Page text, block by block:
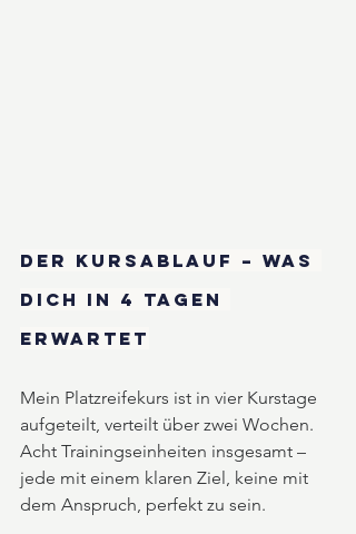
Der Kursablauf – was
dich in 4 Tagen
erwartet
Mein Platzreifekurs ist in vier Kurstage
aufgeteilt, verteilt über zwei Wochen.
Acht Trainingseinheiten insgesamt –
jede mit einem klaren Ziel, keine mit
dem Anspruch, perfekt zu sein.